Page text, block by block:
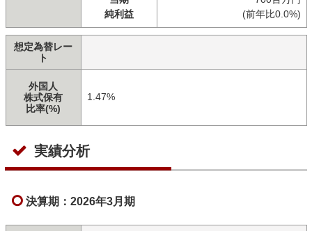
純利益
(前年比0.0%)
想定為替レー
ト
外国人
株式保有
比率(%)
1.47%
実績分析
決算期：2026年3月期